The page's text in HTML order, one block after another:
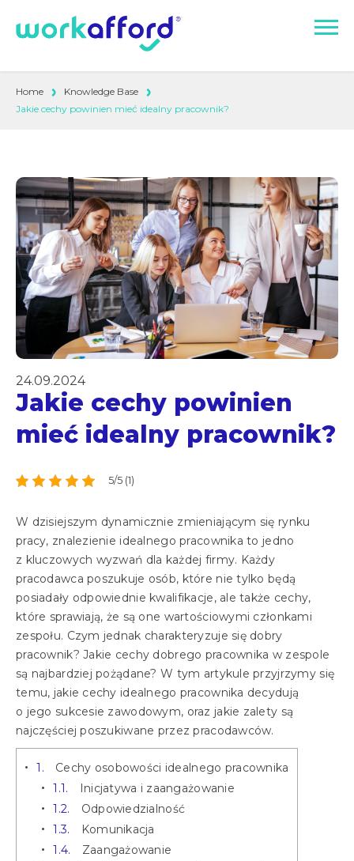
Home
Knowledge Base
Jakie cechy powinien mieć idealny pracownik?
24.09.2024
Jakie cechy powinien
mieć idealny pracownik?
5/5 (1)
W dzisiejszym dynamicznie zmieniającym się rynku
pracy, znalezienie idealnego pracownika to jedno
z kluczowych wyzwań dla każdej firmy. Każdy
pracodawca poszukuje osób, które nie tylko będą
posiadały odpowiednie kwalifikacje, ale także cechy,
które sprawiają, że są one wartościowymi członkami
zespołu. Czym jednak charakteryzuje się dobry
pracownik? Jakie cechy dobrego pracownika w zespole
są najbardziej pożądane? W tym artykule przyjrzymy się
temu, jakie cechy idealnego pracownika decydują
o jego sukcesie zawodowym, oraz jakie zalety są
najczęściej poszukiwane przez pracodawców.
1.
Cechy osobowości idealnego pracownika
1.1.
Inicjatywa i zaangażowanie
1.2.
Odpowiedzialność
1.3.
Komunikacja
1.4.
Zaangażowanie